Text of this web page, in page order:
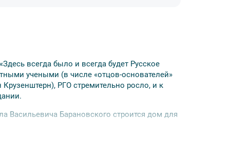
всегда было и всегда будет Русское
учеными (в числе «отцов-основателей»
РГО стремительно росло, и к
Васильевича Барановского строится дом для
том виде, в каком его задумал архитектор.